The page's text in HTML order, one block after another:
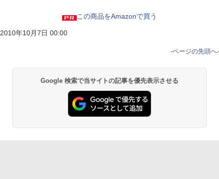
この商品をAmazonで買う
2010年10月7日 00:00
-ページの先頭へ-
Google 検索で当サイトの記事を優先表示させる